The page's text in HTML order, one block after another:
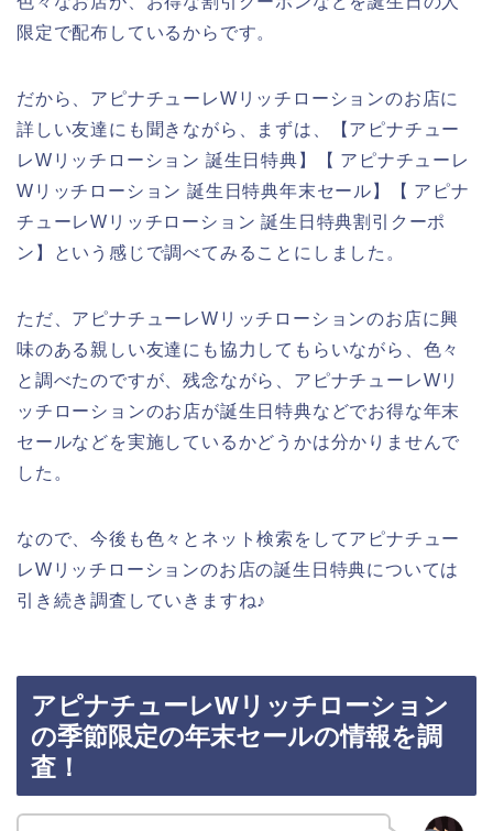
限定で配布しているからです。
だから、アピナチューレWリッチローションのお店に
詳しい友達にも聞きながら、まずは、【アピナチュー
レWリッチローション 誕生日特典】【 アピナチューレ
Wリッチローション 誕生日特典年末セール】【 アピナ
チューレWリッチローション 誕生日特典割引クーポ
ン】という感じで調べてみることにしました。
ただ、アピナチューレWリッチローションのお店に興
味のある親しい友達にも協力してもらいながら、色々
と調べたのですが、残念ながら、アピナチューレWリ
ッチローションのお店が誕生日特典などでお得な年末
セールなどを実施しているかどうかは分かりませんで
した。
なので、今後も色々とネット検索をしてアピナチュー
レWリッチローションのお店の誕生日特典については
引き続き調査していきますね♪
アピナチューレWリッチローション
の季節限定の年末セールの情報を調
査！